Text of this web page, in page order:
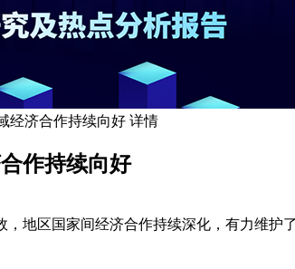
经济合作持续向好 详情
作持续向好
地区国家间经济合作持续深化，有力维